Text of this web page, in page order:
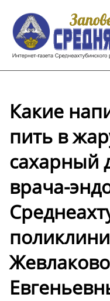
Какие
пить в
сахарный
врача-